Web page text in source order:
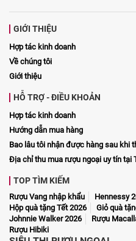
GIỚI THIỆU
Hợp tác kinh doanh
Về chúng tôi
Giới thiệu
HỖ TRỢ - ĐIỀU KHOẢN
Hợp tác kinh doanh
Hướng dẫn mua hàng
Bao lâu tôi nhận được hàng sau khi
Địa chỉ thu mua rượu ngoại uy tín tại
TOP TÌM KIẾM
Rượu Vang nhập khẩu Hennessy
Hộp quà tặng Tết 2026
Giỏ quà
Johnnie Walker 2026
Rượu
Rượu Hibiki